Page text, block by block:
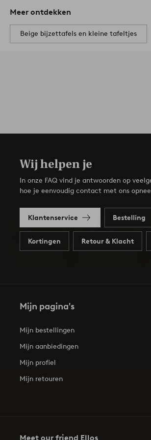
Meer ontdekken
Beige bijzettafels en kleine tafeltjes
Wij helpen je
In onze FAQ vind je antwoorden op
hoe je eenvoudig contact met ons
Klantenservice Bestelling
Kortingen Retour & Klacht
Mijn pagina's
Mijn bestellingen
Mijn aanbiedingen
Mijn profiel
Mijn retouren
Meet our friend Ellos